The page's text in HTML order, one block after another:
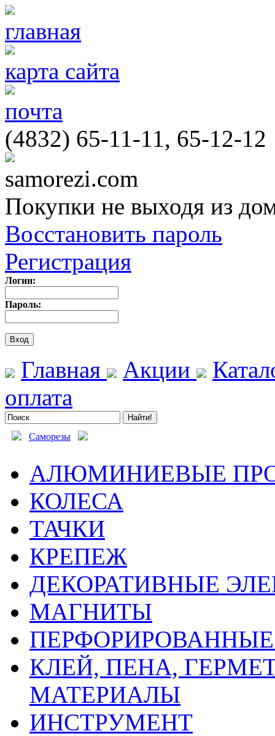
главная
карта сайта
почта
(4832) 65-11-11, 65-12-12
samorezi.com
Покупки не выходя из
Восстановить пароль
Регистрация
Логин:
Пароль:
Главная Акции
оплата
Саморезы
АЛЮМИНИЕВЫЕ
КОЛЕСА
ТАЧКИ
КРЕПЕЖ
ДЕКОРАТИВНЫЕ
МАГНИТЫ
КЛЕЙ, ПЕНА,
МАТЕРИАЛЫ
ИНСТРУМЕНТ